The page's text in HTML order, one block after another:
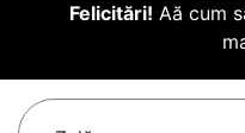
Felicitări! Aă cum